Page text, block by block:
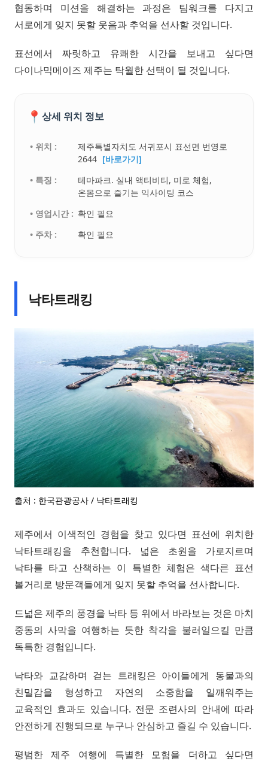
협동하며 미션을 해결하는 과정은 팀워크를 다지고
서로에게 잊지 못할 웃음과 추억을 선사할 것입니다.
표선에서 짜릿하고 유쾌한 시간을 보내고 싶다면
다이나믹메이즈 제주는 탁월한 선택이 될 것입니다.
📍 상세 위치 정보
• 위치 :
제주특별자치도 서귀포시 표선면 번영로
2644 [바로가기]
• 특징 :
테마파크. 실내 액티비티, 미로 체험,
온몸으로 즐기는 익사이팅 코스
• 영업시간 : 확인 필요
• 주차 :
확인 필요
낙타트래킹
출처 : 한국관광공사 / 낙타트래킹
제주에서 이색적인 경험을 찾고 있다면 표선에 위치한
낙타트래킹을 추천합니다. 넓은 초원을 가로지르며
낙타를 타고 산책하는 이 특별한 체험은 색다른 표선
볼거리로 방문객들에게 잊지 못할 추억을 선사합니다.
드넓은 제주의 풍경을 낙타 등 위에서 바라보는 것은 마치
중동의 사막을 여행하는 듯한 착각을 불러일으킬 만큼
독특한 경험입니다.
낙타와 교감하며 걷는 트래킹은 아이들에게 동물과의
친밀감을 형성하고 자연의 소중함을 일깨워주는
교육적인 효과도 있습니다. 전문 조련사의 안내에 따라
안전하게 진행되므로 누구나 안심하고 즐길 수 있습니다.
평범한 제주 여행에 특별한 모험을 더하고 싶다면